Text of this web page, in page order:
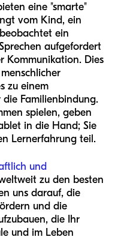
eine "smarte"
vom Kind, ein
ein
aufgefordert
Kommunikation. Dies
zu einem
die Familienbindung.
spielen, geben
in die Hand; Sie
Lernerfahrung teil.
und
zu den besten
uns darauf, die
und die
die Ihr
und im Leben